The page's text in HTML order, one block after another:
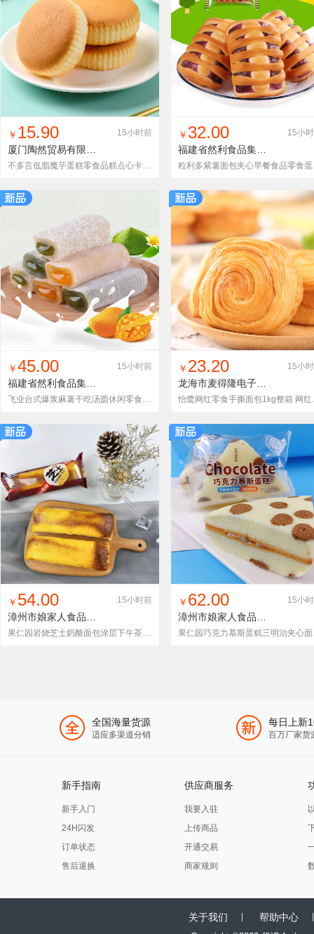
找同款 加入铺货单 收藏
￥ 15.90 15小时前
BMWMYDGYW250g
不多言低脂魔芋蛋糕零食品糕点心卡热量代餐减0蔗糖添加无小面包
找同款 加入铺货单 收藏
￥ 32.00 15小
粒利
找同款 加入铺货单 收藏
￥45.00 15小时前
飞业台式爆浆麻薯干吃汤圆休闲零食批发5斤 产地货源 一件代发
找同款 加入铺货单 收藏
￥ 23.20 15小
怡鹭网
找同款 加入铺货单 收藏
￥ 54.00 15小时前
果仁园岩烧芝士奶酪面包涂层下午茶长条营养早餐充饥点心零食
找同款 加入铺货单 收藏
￥ 62.00 15小
果仁
全国海量货源
适应多渠道分销
每日上新
百万厂家货
新手指南
新手入门
24H闪发
订单状态
售后退换
供应商服务
我要入驻
上传商品
开通交易
商家规则
关于我们 帮助中心